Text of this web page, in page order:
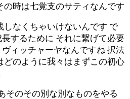
の時は七覚支のサティなんです
しなくちゃいけないんです で
するために それに繋げて必要
ィッチャーヤなんですね 択法
どのように我々はまずこの初心
そのその別な別なものをやる